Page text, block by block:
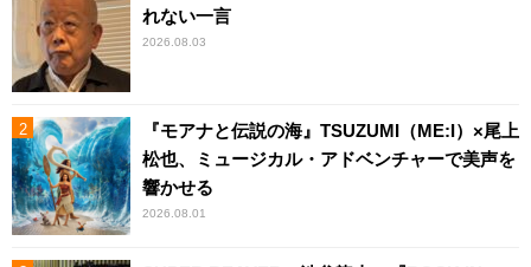
れない一言
2026.08.03
『モアナと伝説の海』TSUZUMI（ME:I）×尾上
松也、ミュージカル・アドベンチャーで美声を
響かせる
2026.08.01